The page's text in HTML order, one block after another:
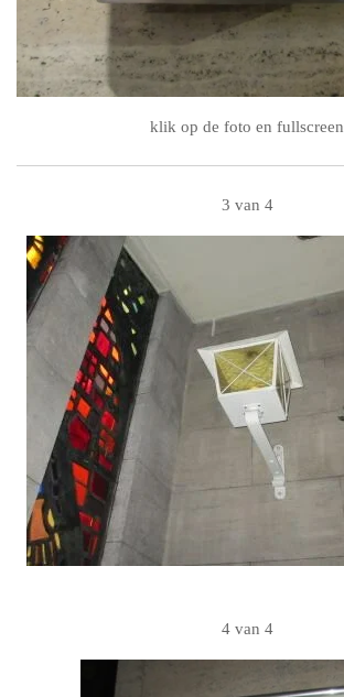
klik op de foto en fullscreen
3 van 4
4 van 4